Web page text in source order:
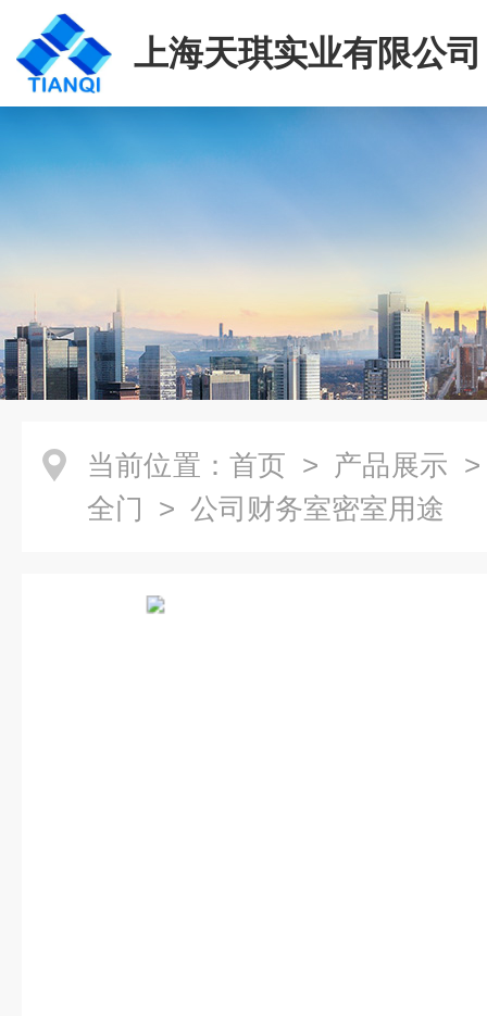
上海天琪实业有限公司
当前位置： 首页 > 产品展示
全门 > 公司财务室密室用途